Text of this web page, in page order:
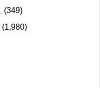
(349)
(1,980)